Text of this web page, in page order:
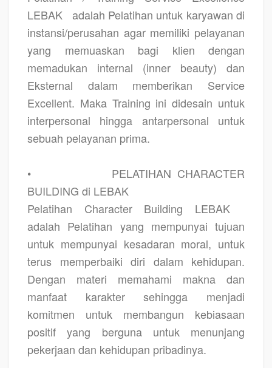
LEBAK
adalah Pelatihan untuk karyawan di
instansi/perusahan agar memiliki pelayanan
yang memuaskan bagi klien dengan
memadukan internal (inner beauty) dan
Eksternal dalam memberikan Service
Excellent. Maka Training ini didesain untuk
interpersonal hingga antarpersonal untuk
sebuah pelayanan prima.
•
PELATIHAN CHARACTER
BUILDING di LEBAK
Pelatihan Character Building LEBAK
adalah Pelatihan yang mempunyai tujuan
untuk mempunyai kesadaran moral, untuk
terus memperbaiki diri dalam kehidupan.
Dengan materi memahami makna dan
manfaat karakter sehingga menjadi
komitmen untuk membangun kebiasaan
positif yang berguna untuk menunjang
pekerjaan dan kehidupan pribadinya.